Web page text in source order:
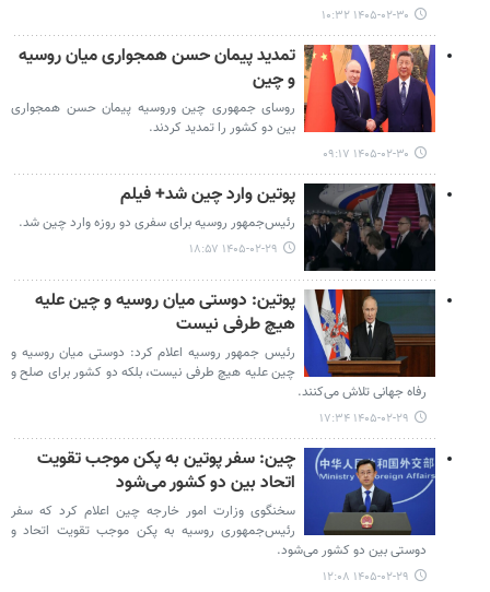
۱۴۰۵-۰۲-۳۰ ۱۰:۳۲
تمدید پیمان حسن همجواری میان روسیه
و چین
روسای جمهوری چین وروسیه پیمان حسن همجواری
بین دو کشور را تمدید کردند.
۱۴۰۵-۰۲-۳۰ ۰۹:۱۷
پوتین وارد چین شد+ فیلم
رئیس‌جمهور روسیه برای سفری دو روزه وارد چین شد.
۱۴۰۵-۰۲-۲۹ ۱۸:۵۷
پوتین: دوستی میان روسیه و چین علیه
هیچ طرفی نیست
رئیس جمهور روسیه اعلام کرد: دوستی میان روسیه و
چین علیه هیچ طرفی نیست، بلکه دو کشور برای صلح و
رفاه جهانی تلاش می‌کنند.
۱۴۰۵-۰۲-۲۹ ۱۷:۳۴
چین: سفر پوتین به پکن موجب تقویت
اتحاد بین دو کشور می‌شود
سخنگوی وزارت امور خارجه چین اعلام کرد که سفر
رئیس‌جمهوری روسیه به پکن موجب تقویت اتحاد و
دوستی بین دو کشور می‌شود.
۱۴۰۵-۰۲-۲۹ ۱۲:۰۸